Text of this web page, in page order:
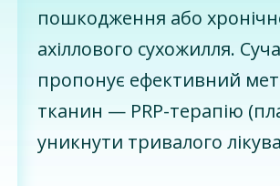
пошкодження або
ахіллового сухожилля.
пропонує ефективний
тканин — PRP-терапію
уникнути тривалого